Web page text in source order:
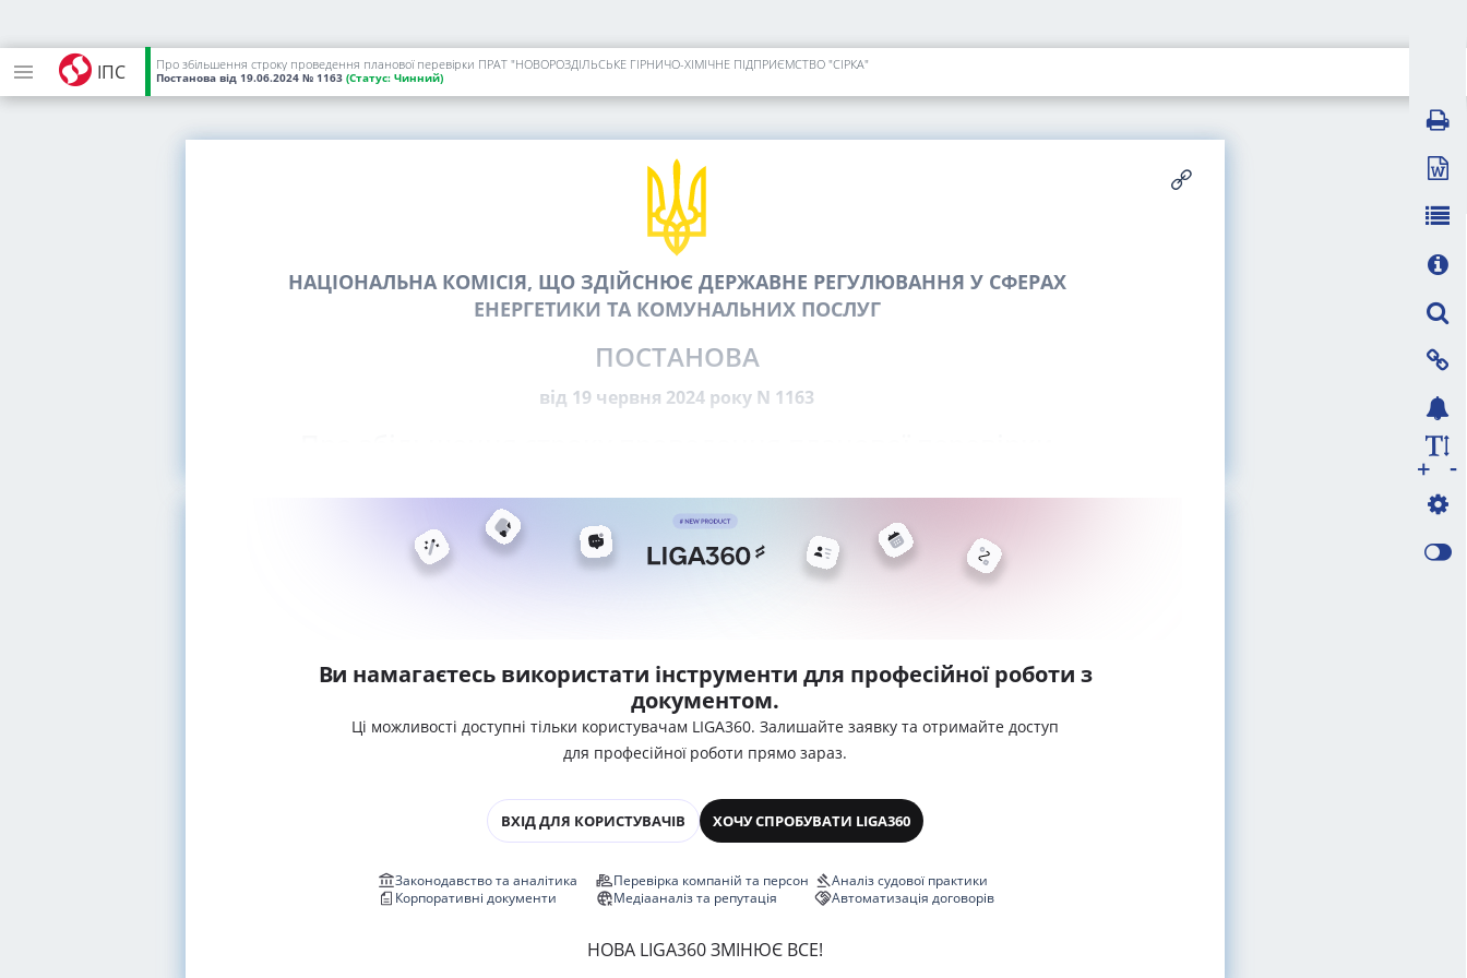
ІПС Про збільшення строку проведення планової перевірки ПРАТ "НОВОРОЗДІЛЬСЬКЕ ГІРНИЧО-ХІМІЧНЕ ПІДПРИЄМСТВО "СІРКА"
Постанова від 19.06.2024 № 1163 (Статус: Чинний)
НАЦІОНАЛЬНА КОМІСІЯ, ЩО ЗДІЙСНЮЄ ДЕРЖАВНЕ РЕГУЛЮВАННЯ У СФЕРАХ
ЕНЕРГЕТИКИ ТА КОМУНАЛЬНИХ ПОСЛУГ
ПОСТАНОВА
від 19 червня 2024 року N 1163
Ви намагаєтесь використати інструменти для професійної роботи з
документом.
Ці можливості доступні тільки користувачам LIGA360. Залишайте заявку та отримайте доступ
для професійної роботи прямо зараз.
ВХІД ДЛЯ КОРИСТУВАЧІВ ХОЧУ СПРОБУВАТИ LIGA360
Законодавство та аналітика
Корпоративні документи
Перевірка компаній та персон
Медіааналіз та репутація
Аналіз судової практики
Автоматизація договорів
НОВА LIGA360 ЗМІНЮЄ ВСЕ!
-
+